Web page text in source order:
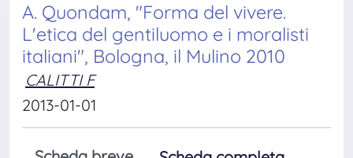
A. Quondam, "Forma del vivere.
L'etica del gentiluomo e i moralisti
italiani", Bologna, il Mulino 2010
CALITTI F
2013-01-01